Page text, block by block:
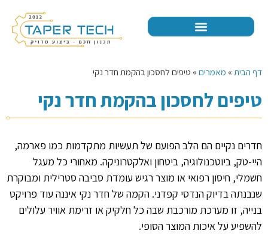
דף הבית » מאמרים » טיפים לחסכון בהקמת חדר נקי
טיפים לחסכון בהקמת חדר נקי
חדרים נקיים הם הלב הפועם של תעשיות מתקדמות כמו פארמה,
היי-טק, ביוטכנולוגיה, ביטחון ואלקטרוניקה. מאחורי כל מעגל
חשמלי, חיסון רפואי או מוצר רגיש עומדת סביבה סטרילית ומבוקרת
שנבנתה בדיוק הנדסי קפדני. הקמה של חדר נקי איננה עוד פרויקט
בנייה, זו מערכת מורכבת שבה כל חלקיק או זרימת אוויר עלולים
להשפיע על איכות המוצר הסופי.